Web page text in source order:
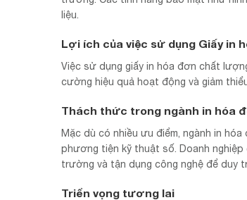
liệu.
Lợi ích của việc sử dụng Giấy in
Việc sử dụng giấy in hóa đơn chất
cường hiệu quả hoạt động và giảm
Thách thức trong ngành in hóa
Mặc dù có nhiều ưu điểm, ngành in
phương tiện kỹ thuật số. Doanh
trường và tận dụng công nghệ để duy
Triển vọng tương lai